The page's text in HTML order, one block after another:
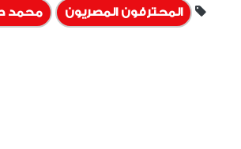
المحترفون المصريون محمد